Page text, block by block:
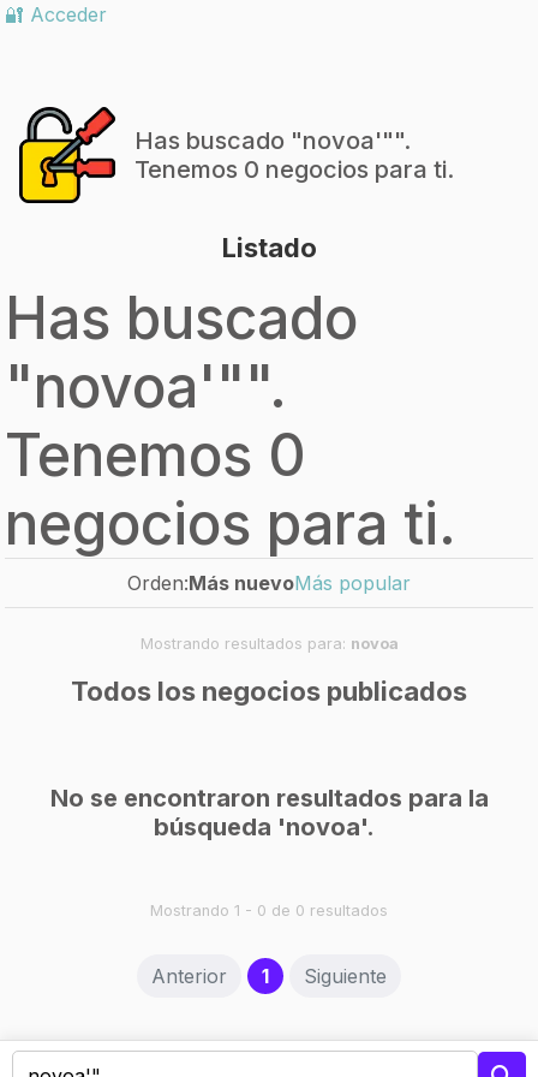
🔐 Acceder
Has buscado "novoa'"".
Tenemos 0 negocios para ti.
Listado
Has buscado
"novoa'"".
Tenemos 0
negocios para ti.
Orden:Más nuevoMás popular
Mostrando resultados para: novoa
Todos los negocios publicados
No se encontraron resultados para la
búsqueda 'novoa'.
Mostrando 1 - 0 de 0 resultados
Anterior 1(current)
Siguiente